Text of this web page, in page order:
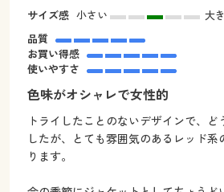
サイズ感 小さい
大
品質
お買い得感
使いやすさ
色味がオシャレで女性的
トライしたことのないデザインで、ど
したが、とても雰囲気のあるレッド
ります。